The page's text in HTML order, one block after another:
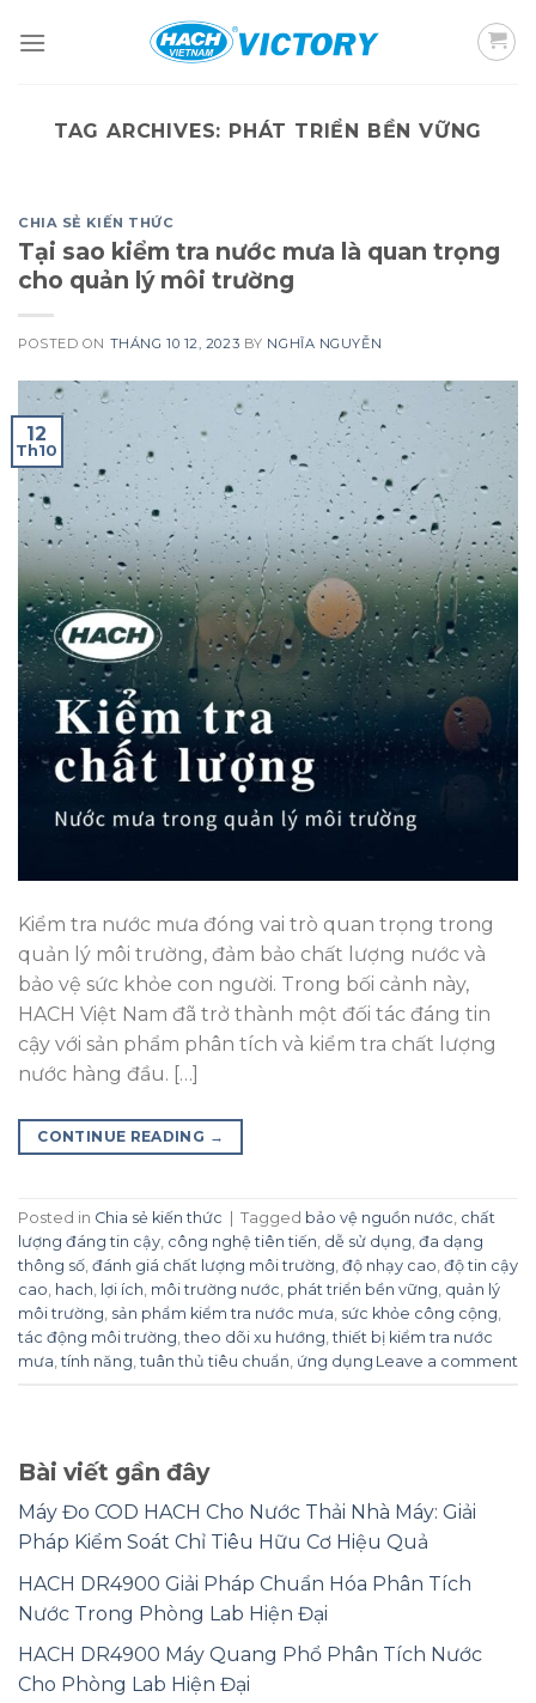
TAG ARCHIVES: PHÁT TRIỂN BỀN VỮNG
CHIA SẺ KIẾN THỨC
Tại sao kiểm tra nước mưa là quan trọng
cho quản lý môi trường
POSTED ON THÁNG 10 12, 2023 BY NGHĨA NGUYỄN
12
Th10
Kiểm tra nước mưa đóng vai trò quan trọng trong
quản lý môi trường, đảm bảo chất lượng nước và
bảo vệ sức khỏe con người. Trong bối cảnh này,
HACH Việt Nam đã trở thành một đối tác đáng tin
cậy với sản phẩm phân tích và kiểm tra chất lượng
nước hàng đầu. […]
CONTINUE READING →
Posted in Chia sẻ kiến thức Tagged bảo vệ nguồn nước chất
lượng đáng tin cậy công nghệ tiên tiến dễ sử dụng đa dạng
thông số đánh giá chất lượng môi trường độ nhạy cao độ tin cậy
cao hach lợi ích môi trường nước phát triển bền vững quản lý
môi trường sản phẩm kiểm tra nước mưa sức khỏe công cộng
tác động môi trường ,theo dõi xu hướng ,thiết bị kiểm tra nước
mưa ,tính năng ,tuân thủ tiêu chuẩn ứng dụng Leave a comment
Bài viết gần đây
Máy Đo COD HACH Cho Nước Thải Nhà Máy: Giải
Pháp Kiểm Soát Chỉ Tiêu Hữu Cơ Hiệu Quả
HACH DR4900 Giải Pháp Chuẩn Hóa Phân Tích
Nước Trong Phòng Lab Hiện Đại
HACH DR4900 Máy Quang Phổ Phân Tích Nước
Cho Phòng Lab Hiện Đại